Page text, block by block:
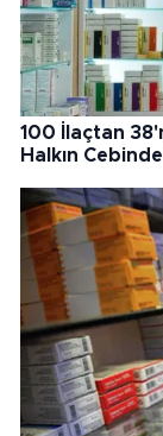
100 İlaçtan
Halkın